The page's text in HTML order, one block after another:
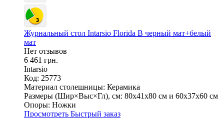
Журнальный стол Intarsio Florida B черный мат+белый
мат
Нет отзывов
6 461 грн.
Intarsio
Код: 25773
Материал столешницы: Керамика
Размеры (Шир×Выс×Гл), см: 80х41х80 см и 60х37х60 см
Опоры: Ножки
Просмотреть Быстрый заказ